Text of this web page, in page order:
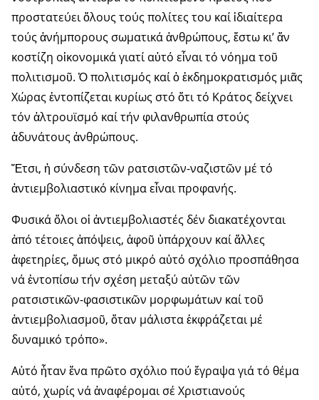
προστατεύει ὅλους τούς πολίτες του καί ἰδιαίτερα
τούς ἀνήμπορους σωματικά ἀνθρώπους, ἔστω κι’ ἄν
κοστίζη οἰκονομικά γιατί αὐτό εἶναι τό νόημα τοῦ
πολιτισμοῦ. Ὁ πολιτισμός καί ὁ ἐκδημοκρατισμός μιᾶς
Χώρας ἐντοπίζεται κυρίως στό ὅτι τό Κράτος δείχνει
τόν ἀλτρουϊσμό καί τήν φιλανθρωπία στούς
ἀδυνάτους ἀνθρώπους.
Ἔτσι, ἡ σύνδεση τῶν ρατσιστῶν-ναζιστῶν μέ τό
ἀντιεμβο­λια­στικό κί­νη­μα εἶναι προφανής.
Φυσικά ὅλοι οἱ ἀντιεμβολιαστές δέν διακατέχονται
ἀπό τέτοιες ἀπόψεις, ἀφοῦ ὑπάρχουν καί ἄλλες
ἀφετηρίες, ὅμως στό μικρό αὐτό σχόλιο προ­σπάθησα
νά ἐντοπίσω τήν σχέση μεταξύ αὐτῶν τῶν
ρατσιστικῶν-φασιστικῶν μορφωμάτων καί τοῦ
ἀντιεμβολιασμοῦ, ὅταν μάλιστα ἐκφρά­ζεται μέ
δυναμικό τρόπο».
Αὐτό ἦταν ἕνα πρῶτο σχόλιο πού ἔγραψα γιά τό θέμα
αὐτό, χωρίς νά ἀναφέρομαι σέ Χριστιανούς